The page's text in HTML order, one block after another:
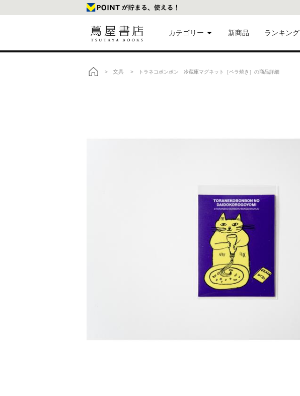
カテゴリー
美術品
雑貨
家電
食品
新商品 ランキング
> 文具 > トラネコボンボン 冷蔵庫マグネット［ペラ焼き］の商品詳細